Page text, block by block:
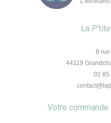
La
8 rue
44119
02 85
Votre commande